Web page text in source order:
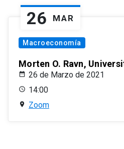
26 MAR
Macroeconomía
Morten O. Ravn,
26 de Marzo de 2021
14:00
Zoom